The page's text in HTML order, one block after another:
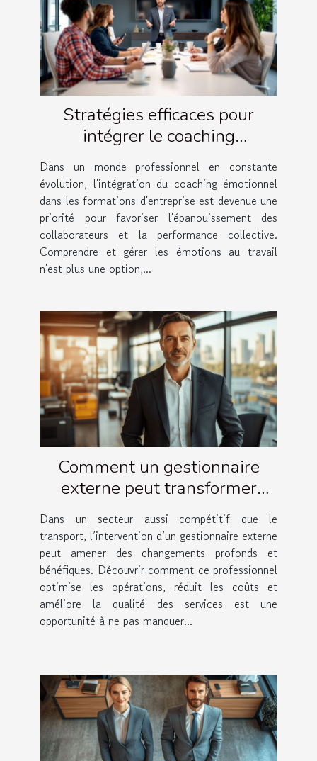
Stratégies efficaces pour
intégrer le coaching
émotionnel dans les
formations d'entreprise
Dans un monde professionnel en constante
évolution, l'intégration du coaching émotionnel
dans les formations d'entreprise est devenue une
priorité pour favoriser l'épanouissement des
collaborateurs et la performance collective.
Comprendre et gérer les émotions au travail
n'est plus une option,...
Comment un gestionnaire
externe peut transformer
votre entreprise de transport ?
Dans un secteur aussi compétitif que le
transport, l’intervention d’un gestionnaire externe
peut amener des changements profonds et
bénéfiques. Découvrir comment ce professionnel
optimise les opérations, réduit les coûts et
améliore la qualité des services est une
opportunité à ne pas manquer...